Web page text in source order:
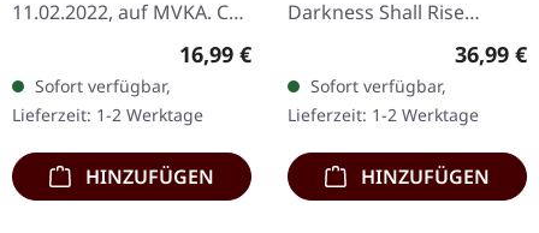
11.02.2022, auf MVKA. CD
im Digisleeve. Zeal And
Ardor Run Death to the
Holy Emersion Golden
Liar…
Regulärer Preis:
16,99 €
Sofort verfügbar,
Lieferzeit: 1-2 Werktage
HINZUFÜGEN
Darkness Shall Rise
Productions. Dirtte
Doppel-Vinyl im Gatefold
Cover mit…
36,99 €
Sofort verfügbar,
Lieferzeit: 1-2 Werktage
HINZUFÜGEN